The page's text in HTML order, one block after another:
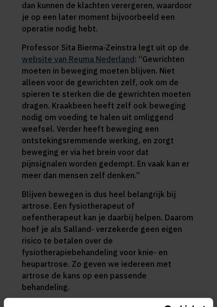
dan kunnen de klachten verergeren, waardoor
je op een later moment bijvoorbeeld een
operatie nodig hebt.
Professor Sita Bierma-Zeinstra legt uit op de
website van Reuma Nederland : “Gewrichten
moeten in beweging moeten blijven. Niet
alleen voor de gewrichten zelf, ook om de
spieren te sterken die de gewrichten moeten
dragen. Kraakbeen heeft zelf ook beweging
nodig om voeding te halen uit omliggend
weefsel. Verder heeft beweging een
ontstekingsremmende werking, en zorgt
beweging er via het brein voor dat
pijnsignalen worden gedempt. En vaak kan er
meer dan mensen zelf denken.”
Blijven bewegen is dus heel belangrijk bij
artrose. Een fysiotherapeut of
oefentherapeut kan je daarbij helpen. Daarom
hoef je als Salland- verzekerde geen eigen
risico te betalen over de
fysiotherapiebehandeling voor knie- en
heupartrose. Zo geven we iedereen met
artrose de kans op een passende
behandeling.